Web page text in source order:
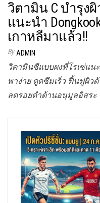
วิตามิน C บำรุง
แนะนำ
เกาหลีมาแล้ว!!
By ADMIN
วิตามินซีแบบผงที่โรเซ่แน
พาง่าย ดูดซึมเร็ว ฟื้นฟูผิว
ลดรอยดำต้านอนุมูลอิสระ